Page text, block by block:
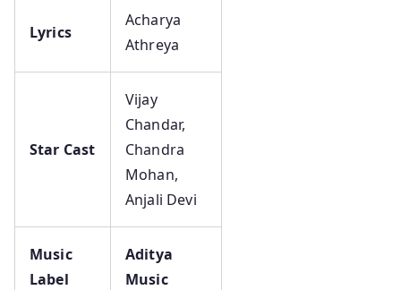
Lyrics
Acharya
Athreya
Star Cast
Vijay
Chandar,
Chandra
Mohan,
Anjali Devi
Music
Label
Aditya
Music